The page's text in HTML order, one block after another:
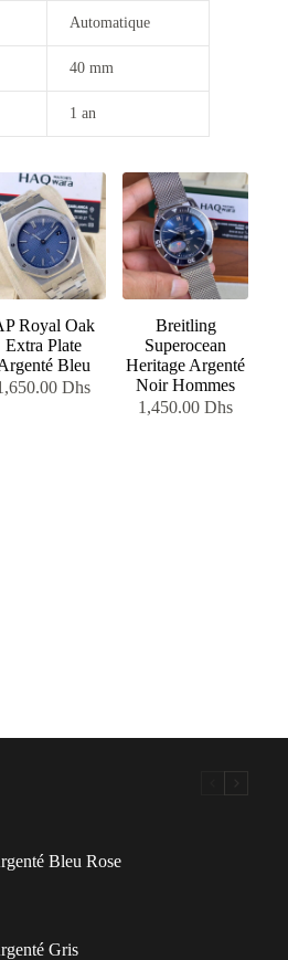
Automatique
40 mm
1 an
Royal Oak
Extra Plate
Bleu
Dhs
Breitling
Superocean
Heritage Argenté
Noir Hommes
1,450.00Dhs
Bleu Rose
Gris